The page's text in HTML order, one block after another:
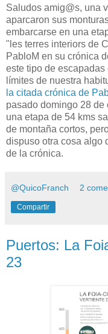
Saludos amig@s, una
aparcaron sus
embarcarse en una
"les terres interiors de
PabloM en su crónica
este tipo de
límites de nuestra
la citada crónica de
pasado domingo 28
una etapa de 54 kms
de montaña cortos,
dispuso otra cosa algo
de la crónica.
@QuicoFranch 2
Compartir
Puertos: La
23